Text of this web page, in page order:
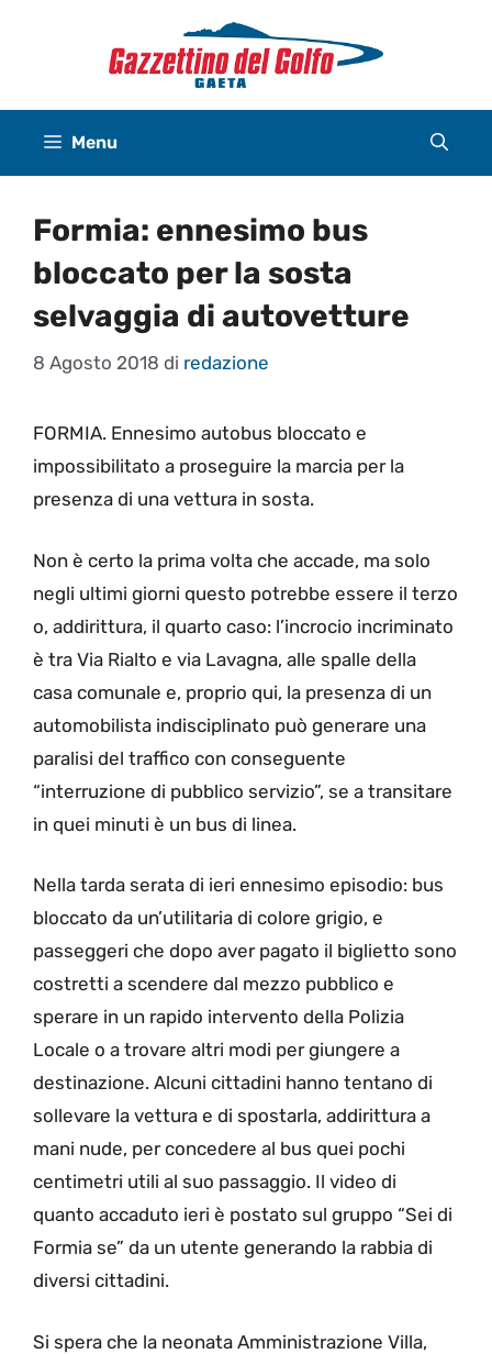
Menu
Formia: ennesimo bus
bloccato per la sosta
selvaggia di autovetture
8 Agosto 2018 di redazione
FORMIA. Ennesimo autobus bloccato e
impossibilitato a proseguire la marcia per la
presenza di una vettura in sosta.
Non è certo la prima volta che accade, ma solo
negli ultimi giorni questo potrebbe essere il terzo
o, addirittura, il quarto caso: l’incrocio incriminato
è tra Via Rialto e via Lavagna, alle spalle della
casa comunale e, proprio qui, la presenza di un
automobilista indisciplinato può generare una
paralisi del traffico con conseguente
“interruzione di pubblico servizio”, se a transitare
in quei minuti è un bus di linea.
Nella tarda serata di ieri ennesimo episodio: bus
bloccato da un’utilitaria di colore grigio, e
passeggeri che dopo aver pagato il biglietto sono
costretti a scendere dal mezzo pubblico e
sperare in un rapido intervento della Polizia
Locale o a trovare altri modi per giungere a
destinazione. Alcuni cittadini hanno tentano di
sollevare la vettura e di spostarla, addirittura a
mani nude, per concedere al bus quei pochi
centimetri utili al suo passaggio. Il video di
quanto accaduto ieri è postato sul gruppo “Sei di
Formia se” da un utente generando la rabbia di
diversi cittadini.
Si spera che la neonata Amministrazione Villa,